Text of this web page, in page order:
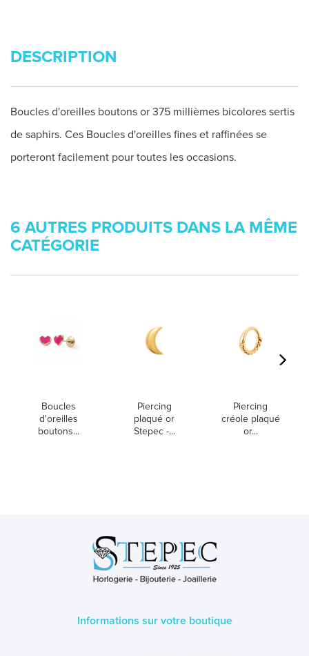
DESCRIPTION
Boucles d'oreilles boutons or 375 millièmes bicolores sertis
de saphirs. Ces Boucles d'oreilles fines et raffinées se
porteront facilement pour toutes les occasions.
6 AUTRES PRODUITS DANS LA MÊME
CATÉGORIE
Boucles
d'oreilles
boutons...
Piercing
plaqué or
Stepec -...
Piercing
créole plaqué
or...
Informations sur votre boutique